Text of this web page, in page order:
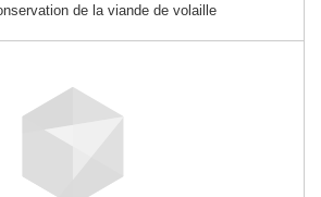
de la viande de volaille